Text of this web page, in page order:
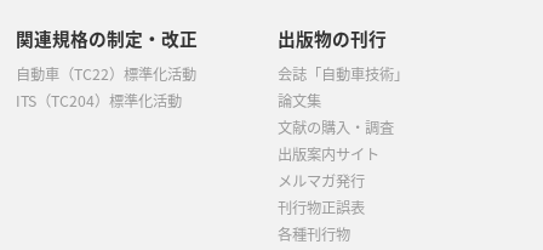
関連規格の制定・改正
自動車（TC22）標準化活動
ITS（TC204）標準化活動
出版物の刊行
会誌「自動車技術」
論文集
文献の購入・調査
出版案内サイト
メルマガ発行
刊行物正誤表
各種刊行物